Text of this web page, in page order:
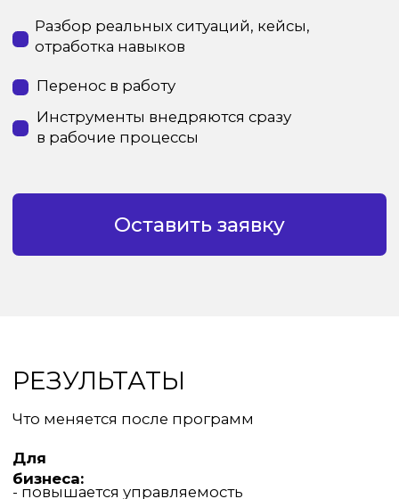
ориентация на результат, а не на теорию
адаптация под задачи компании